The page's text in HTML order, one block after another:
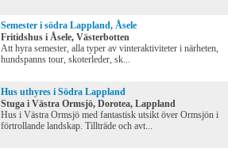
Semester i södra Lappland, Åsele
Fritidshus i Åsele, Västerbotten
Att hyra semester, alla typer av vinteraktiviteter i närheten,
hundspanns tour, skoterleder, sk...
Hus uthyres i Södra Lappland
Stuga i Västra Ormsjö, Dorotea, Lappland
Hus i Västra Ormsjö med fantastisk utsikt över Ormsjön i
förtrollande landskap. Tillträde och avt...